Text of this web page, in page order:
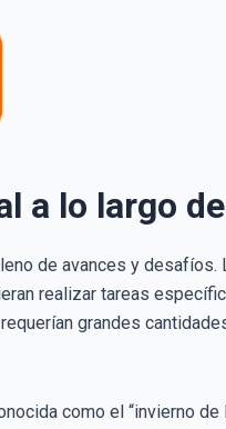
a lo largo
de avances y
realizar tareas
grandes
como el “invierno